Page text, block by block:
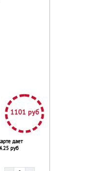
1101 руб
дает
руб